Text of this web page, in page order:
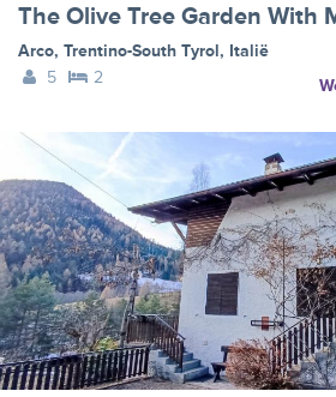
The Olive Tree Garden With
Arco, Trentino-South Tyrol, Italië
5
2